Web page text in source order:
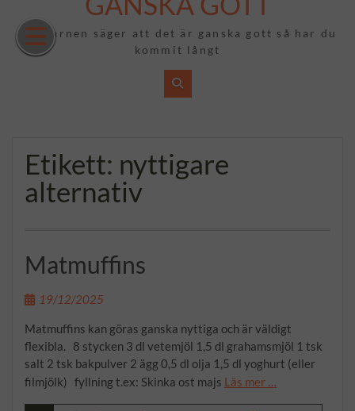
innehåll
Om barnen säger att det är ganska gott så har du
kommit långt
Etikett: nyttigare
alternativ
Matmuffins
19/12/2025
Matmuffins kan göras ganska nyttiga och är väldigt
flexibla. 8 stycken 3 dl vetemjöl 1,5 dl grahamsmjöl 1 tsk
salt 2 tsk bakpulver 2 ägg 0,5 dl olja 1,5 dl yoghurt (eller
filmjölk) fyllning t.ex: Skinka ost majs Läs mer …